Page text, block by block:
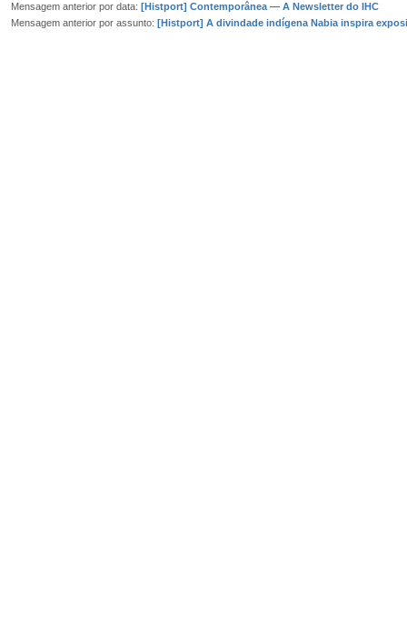
Mensagem anterior por data: [Histport] Contemporânea — A Newsletter do IHC
Mensagem anterior por assunto: [Histport] A divindade indígena Nabia inspira